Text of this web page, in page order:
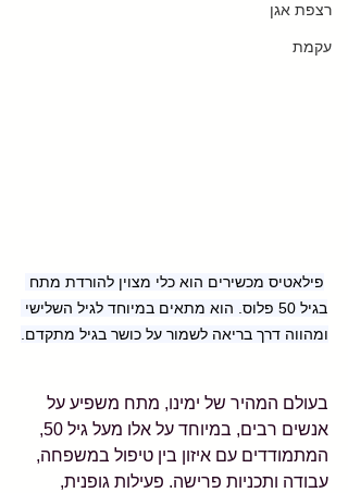
רצפת אגן
עקמת
פילאטיס מכשירים הוא כלי מצוין להורדת מתח
בגיל 50 פלוס. הוא מתאים במיוחד לגיל השלישי
ומהווה דרך בריאה לשמור על כושר בגיל מתקדם.
בעולם המהיר של ימינו, מתח משפיע על
אנשים רבים, במיוחד על אלו מעל גיל 50,
המתמודדים עם איזון בין טיפול במשפחה,
עבודה ותכניות פרישה. פעילות גופנית,